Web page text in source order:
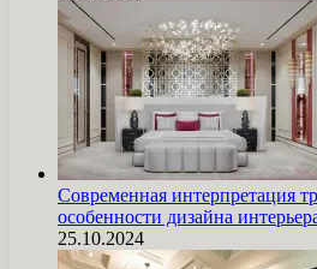
Современная интерпретация
особенности дизайна
25.10.2024